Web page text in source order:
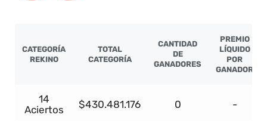
CATEGORÍA
REKINO
TOTAL
CATEGORÍA
CANTIDAD
DE
GANADORES
PREMIO
LÍQUIDO
POR
GANADOR
14
Aciertos
$430.481.176 0 -